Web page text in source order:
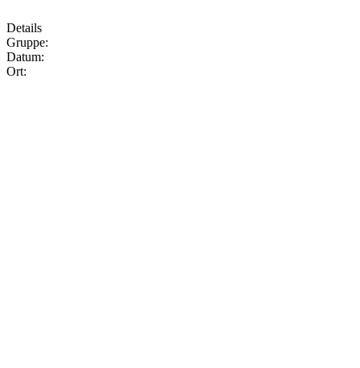
Details
Gruppe:
Datum:
Ort: